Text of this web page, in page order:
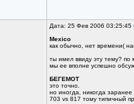
Дата: 25 Фев 2006 03:25:45
Mexico
как обычно, нет времени(
ты имел ввиду эту тему?
мы ее вполне успешно
БЕГЕМОТ
это точно.
но иногда, никогда
703 vs 817 тому типичный